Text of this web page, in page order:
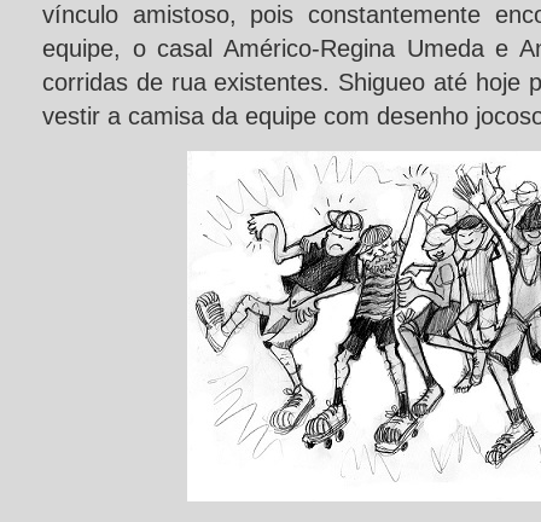
vínculo amistoso, pois constantemente
equipe, o casal Américo-Regina Umeda e
corridas de rua existentes. Shigueo até hoje
vestir a camisa da equipe com desenho